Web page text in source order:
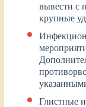
вывести с
крупные
Глистные